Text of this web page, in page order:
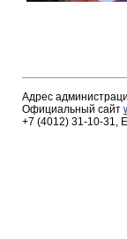
Адрес
Официальный сайт
+7 (4012) 31-10-31,